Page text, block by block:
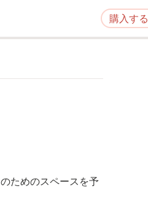
購入する
ためのスペースを予